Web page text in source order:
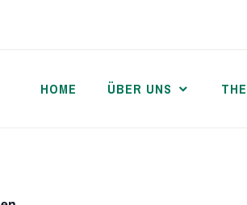
HOME ÜBER UNS